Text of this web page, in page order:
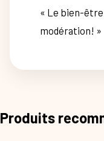
« Le bien-
modération! »
Produits